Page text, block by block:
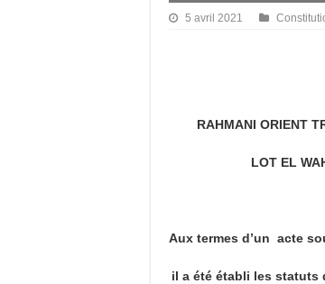
5 avril 2021
RAHMANI ORIENT
LOT EL
RC
Aux termes d’un acte
il a été établi les statuts